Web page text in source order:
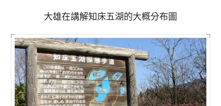
大雄在講解知床五湖的大概分布圖